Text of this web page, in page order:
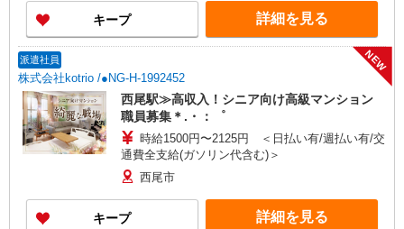
キープ 詳細を見る
派遣社員
株式会社kotrio /●NG-H-1992452
NEW
西尾駅≫高収入！シニア向け高級マンション
職員募集＊.・：゜
時給1500円〜2125円 ＜日払い有/週払い有/交
通費全支給(ガソリン代含む)＞
西尾市
キープ 詳細を見る